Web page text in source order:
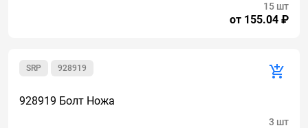
от 155.04 ₽
15 шт
928919
SRP
928919 Болт Ножа
3 шт